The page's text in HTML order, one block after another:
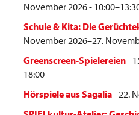
November 2026 -
Schule & Kita: Die
November 2026–27.
Greenscreen-Spielereien-
18:00
Hörspiele aus Sagalia- 22.